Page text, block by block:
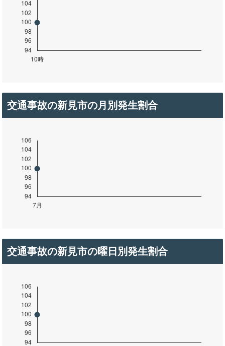
交通事故の新見市の月別発生割合
交通事故の新見市の曜日別発生割合